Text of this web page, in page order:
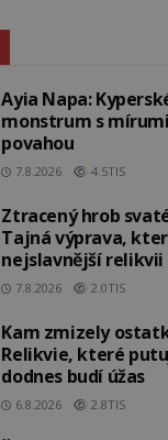
Ayia Napa:
monstrum s
povahou
7.8.2026 4.5TIS
Ztracený hrob
Tajná výprava,
nejslavnější relikvii
7.8.2026 2.0TIS
Kam zmizely
Relikvie, které
dodnes budí úžas
6.8.2026 2.8TIS